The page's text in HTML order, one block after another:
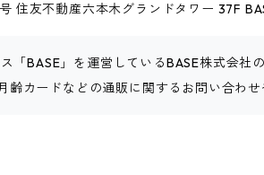
住友不動産六本木グランドタワー 37F
「BASE」を運営しているBASE株式会社
カードなどの通販に関するお問い合わせ